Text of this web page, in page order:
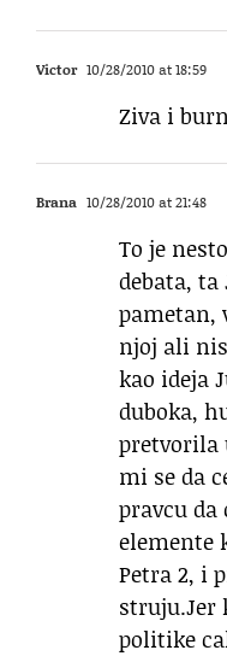
Victor 10/28/2010 at 18:59
Ziva i
Brana 10/28/2010 at 21:48
To je
debata,
pametan,
njoj ali
kao ideja
duboka,
pretvorila
mi se da
pravcu da
elemente
Petra 2, i
struju.Jer
politike